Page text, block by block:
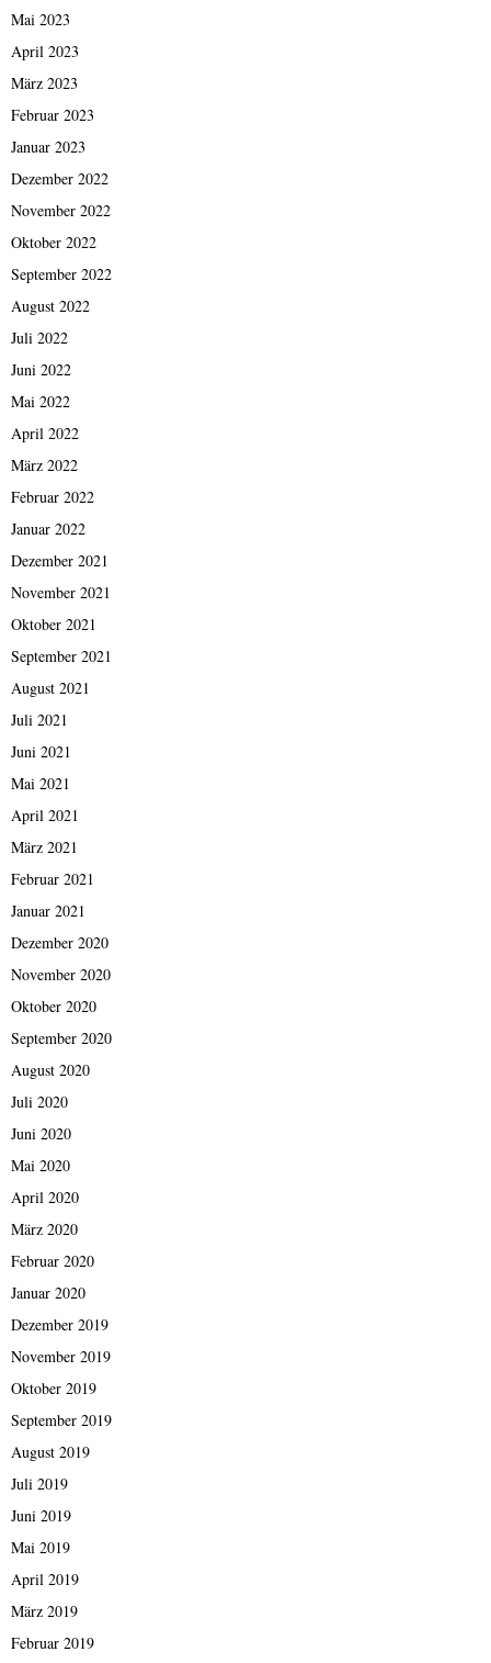
Mai 2023
April 2023
März 2023
Februar 2023
Januar 2023
Dezember 2022
November 2022
Oktober 2022
September 2022
August 2022
Juli 2022
Juni 2022
Mai 2022
April 2022
März 2022
Februar 2022
Januar 2022
Dezember 2021
November 2021
Oktober 2021
September 2021
August 2021
Juli 2021
Juni 2021
Mai 2021
April 2021
März 2021
Februar 2021
Januar 2021
Dezember 2020
November 2020
Oktober 2020
September 2020
August 2020
Juli 2020
Juni 2020
Mai 2020
April 2020
März 2020
Februar 2020
Januar 2020
Dezember 2019
November 2019
Oktober 2019
September 2019
August 2019
Juli 2019
Juni 2019
Mai 2019
April 2019
März 2019
Februar 2019